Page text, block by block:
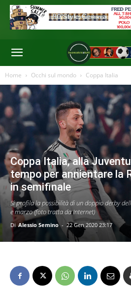
Home Occhi sul mondo Coppa Italia
Coppa Italia, alla
tempo per annientare la
in semifinale
Si profila la possibilità di un doppio derby
e marzo (foto tratta da Internet)
Di Alessio Semino - 22 Gen 2020 23:17